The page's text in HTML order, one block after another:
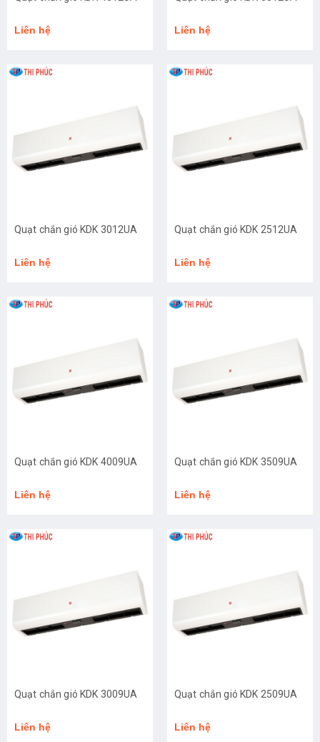
Liên hệ Liên hệ
Quạt chắn gió KDK 3012UA
Liên hệ
Quạt chắn gió KDK 2512UA
Liên hệ
Quạt chắn gió KDK 4009UA
Liên hệ
Quạt chắn gió KDK 3509UA
Liên hệ
Quạt chắn gió KDK 3009UA
Liên hệ
Quạt chắn gió KDK 2509UA
Liên hệ